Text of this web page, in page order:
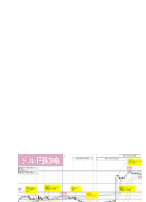
ドル円戦略